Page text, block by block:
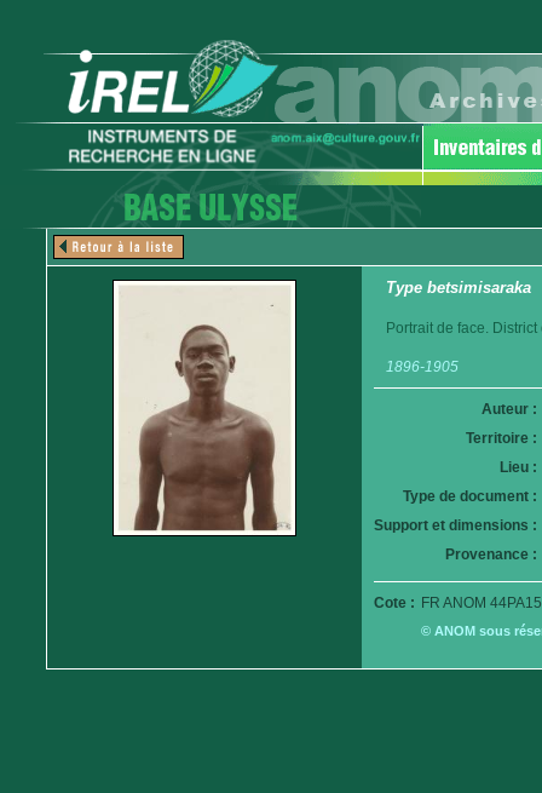
Type betsimisaraka
Portrait de face.
1896-1905
Auteur :
Territoire :
Lieu :
Type de document :
Support et dimensions :
Provenance :
Cote : FR ANOM
© ANOM sous